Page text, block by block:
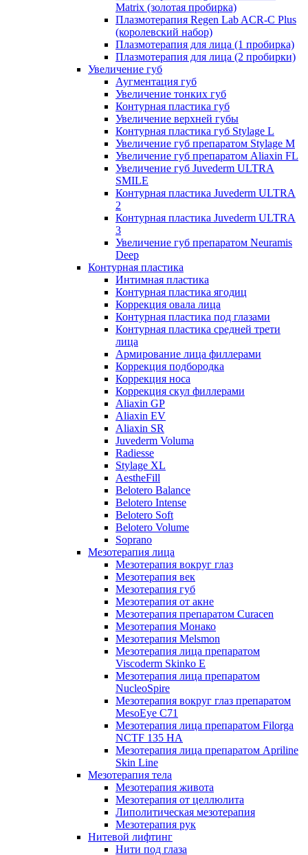
Matrix (золотая пробирка)
Плазмотерапия Regen Lab ACR-C Plus
(королевский набор)
Плазмотерапия для лица (1 пробирка)
Плазмотерапия для лица (2 пробирки)
Увеличение губ
Аугментация губ
Увеличение тонких губ
Контурная пластика губ
Увеличение верхней губы
Контурная пластика губ Stylage L
Увеличение губ препаратом Stylage M
Увеличение губ препаратом Aliaxin FL
Увеличение губ Juvederm ULTRA
SMILE
Контурная пластика Juvederm ULTRA
2
Контурная пластика Juvederm ULTRA
3
Увеличение губ препаратом Neuramis
Deep
Контурная пластика
Интимная пластика
Контурная пластика ягодиц
Коррекция овала лица
Контурная пластика под глазами
Контурная пластика средней трети
лица
Армирование лица филлерами
Коррекция подбородка
Коррекция носа
Коррекция скул филлерами
Aliaxin GP
Aliaxin EV
Aliaxin SR
Juvederm Voluma
Radiesse
Stylage XL
AestheFill
Belotero Balance
Belotero Intense
Belotero Soft
Belotero Volume
Soprano
Мезотерапия лица
Мезотерапия вокруг глаз
Мезотерапия век
Мезотерапия губ
Мезотерапия от акне
Мезотерапия препаратом Curacen
Мезотерапия Монако
Мезотерапия Melsmon
Мезотерапия лица препаратом
Viscoderm Skinko E
Мезотерапия лица препаратом
NucleoSpire
Мезотерапия вокруг глаз препаратом
MesoEye С71
Мезотерапия лица препаратом Filorga
NCTF 135 HA
Мезотерапия лица препаратом Apriline
Skin Line
Мезотерапия тела
Мезотерапия живота
Мезотерапия от целлюлита
Липолитическая мезотерапия
Мезотерапия рук
Нитевой лифтинг
Нити под глаза